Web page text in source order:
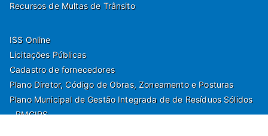
Recursos de Multas de Trânsito
ISS Online
Licitações Públicas
Cadastro de fornecedores
Plano Diretor, Código de Obras, Zoneamento e Posturas
Plano Municipal de Gestão Integrada de de Resíduos Sólidos
- PMGIRS